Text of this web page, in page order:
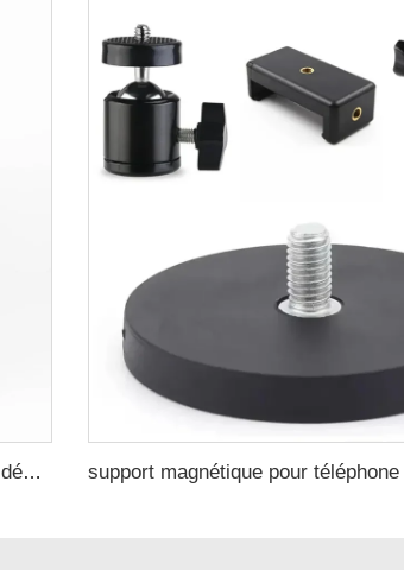
Moteur synchrone à aimant permanent avec démarrage asynchrone 0,55kW-37kW